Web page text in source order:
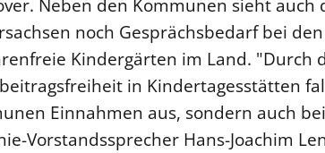
Neben den Kommunen sieht auch
noch Gesprächsbedarf bei
Kindergärten im Land. "Durch
in Kindertagesstätten
Einnahmen aus, sondern auch
Vorstandssprecher Hans-Joachim